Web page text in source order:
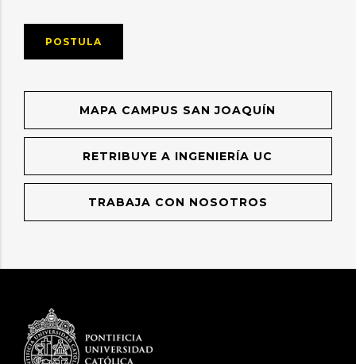
POSTULA
MAPA CAMPUS SAN JOAQUÍN
RETRIBUYE A INGENIERÍA UC
TRABAJA CON NOSOTROS